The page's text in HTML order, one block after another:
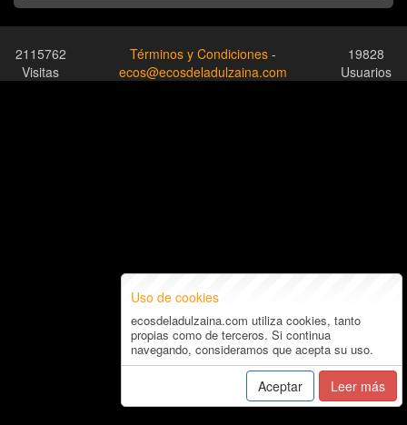
2115762
Visitas
Términos y Condiciones -
ecos@ecosdeladulzaina.com
19828
Usuarios
Uso de cookies
ecosdeladulzaina.com utiliza cookies, tanto
propias como de terceros. Si continua
navegando, consideramos que acepta su uso.
Aceptar Leer más